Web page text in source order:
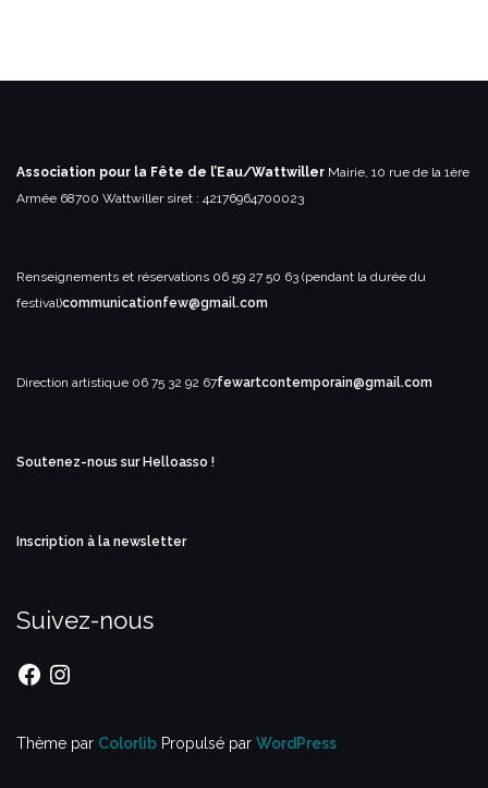
Association pour la Fête de l’Eau/Wattwiller Mairie, 10 rue de la 1ère
Armée 68700 Wattwillersiret : 42176964700023
Renseignements et réservations 06 59 27 50 63 (pendant la durée du
festival)communicationfew@gmail.com
Direction artistique 06 75 32 92 67fewartcontemporain@gmail.com
Soutenez-nous sur Helloasso !
Inscription à la newsletter
Suivez-nous
Thème par Colorlib Propulsé par WordPress